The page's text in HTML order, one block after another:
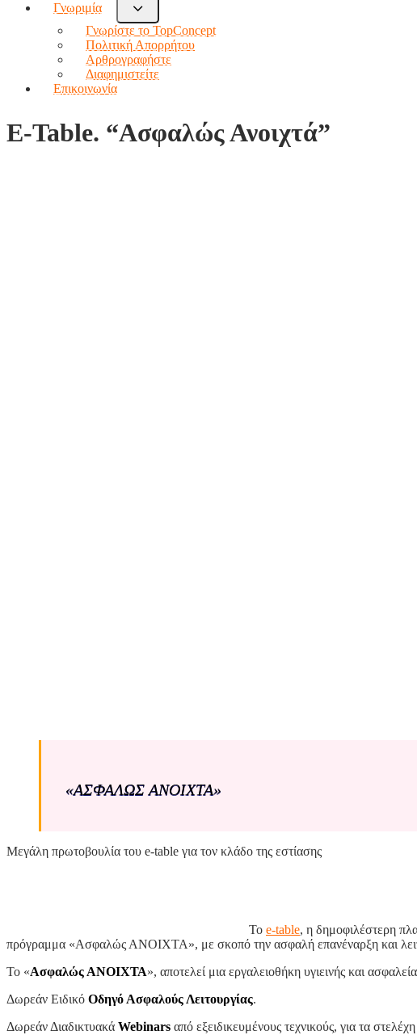
Γνωριμία
Γνωρίστε το TopConcept
Πολιτική Απορρήτου
Αρθρογραφήστε
Διαφημιστείτε
Επικοινωνία
E-Table. “Ασφαλώς Ανοιχτά”
«ΑΣΦΑΛΩΣ ΑΝΟΙΧΤΑ»
Μεγάλη πρωτοβουλία του e-table για τον κλάδο της εστίασης
Το e-table, η δημοφιλέστερη
πρόγραμμα «Ασφαλώς ΑΝΟΙΧΤΑ», με σκοπό την ασφαλή επανέναρξη και
Το «Ασφαλώς ΑΝΟΙΧΤΑ», αποτελεί μια εργαλειοθήκη υγιεινής και
Δωρεάν Ειδικό Οδηγό Ασφαλούς Λειτουργίας.
Δωρεάν Διαδικτυακά Webinars από εξειδικευμένους τεχνικούς, για τα